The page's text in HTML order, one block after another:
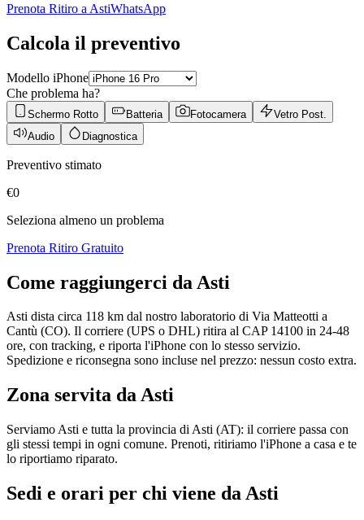
Prenota Ritiro a AstiWhatsApp
Calcola il preventivo
Modello iPhone
Che problema ha?
Schermo Rotto Batteria Fotocamera
Vetro Post.
Audio
Diagnostica
Preventivo stimato
€0
Seleziona almeno un problema
Prenota Ritiro Gratuito
Come raggiungerci da Asti
Asti dista circa 118 km dal nostro laboratorio di Via Matteotti a
Cantù (CO). Il corriere (UPS o DHL) ritira al CAP 14100 in 24-48
ore, con tracking, e riporta l'iPhone con lo stesso servizio.
Spedizione e riconsegna sono incluse nel prezzo: nessun costo extra.
Zona servita daAsti
Serviamo Asti e tutta la provincia di Asti (AT): il corriere passa con
gli stessi tempi in ogni comune. Prenoti, ritiriamo l'iPhone a casa e te
lo riportiamo riparato.
Sedi e orari per chi viene da Asti